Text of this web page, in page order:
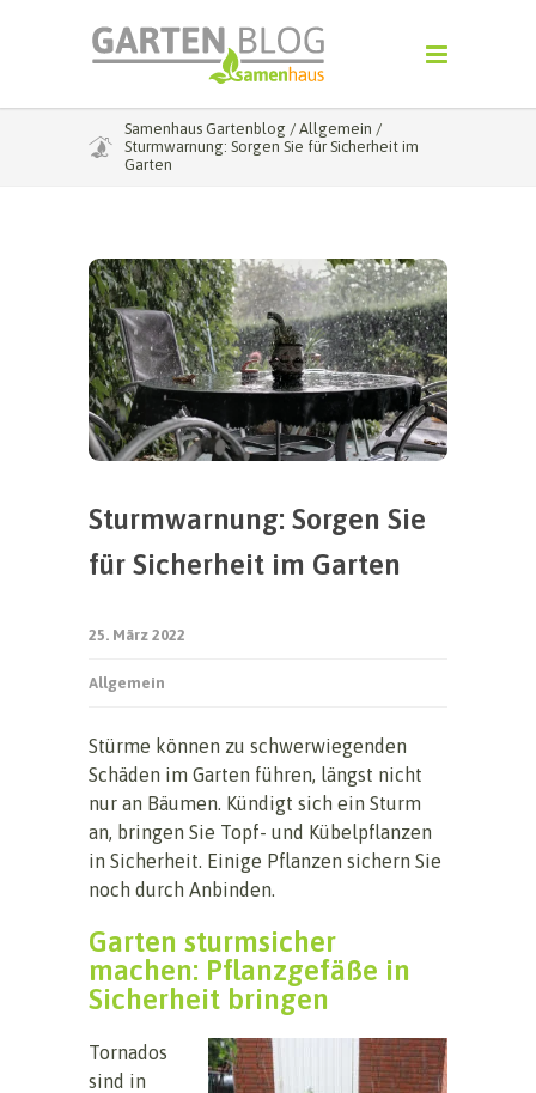
Samenhaus Gartenblog / Allgemein /
Sturmwarnung: Sorgen Sie für Sicherheit im
Garten
Sturmwarnung: Sorgen Sie
für Sicherheit im Garten
25. März 2022
Allgemein
Stürme können zu schwerwiegenden
Schäden im Garten führen, längst nicht
nur an Bäumen. Kündigt sich ein Sturm
an, bringen Sie Topf- und Kübelpflanzen
in Sicherheit. Einige Pflanzen sichern Sie
noch durch Anbinden.
Garten sturmsicher
machen: Pflanzgefäße in
Sicherheit bringen
Tornados
sind in